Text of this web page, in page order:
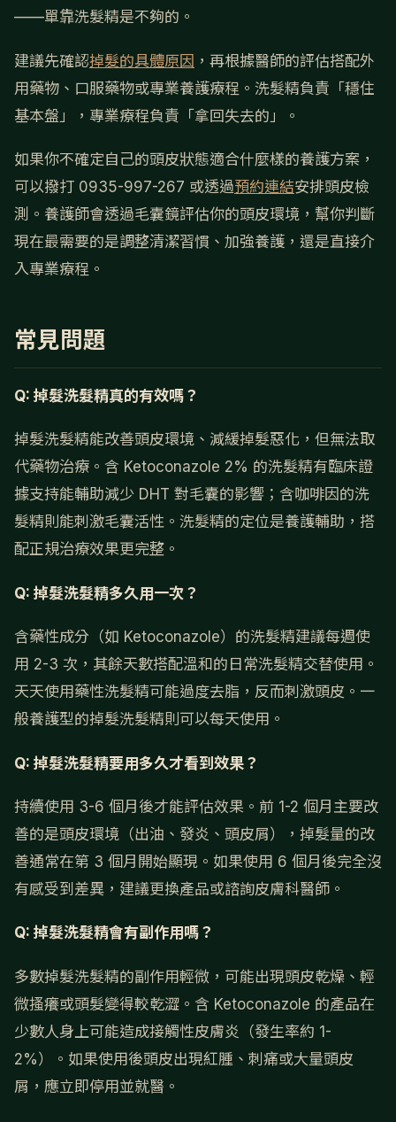
——單靠洗髮精是不夠的。
建議先確認掉髮的具體原因 ，再根據醫師的評估搭配外
用藥物、口服藥物或專業養護療程。洗髮精負責「穩住
基本盤」，專業療程負責「拿回失去的」。
如果你不確定自己的頭皮狀態適合什麼樣的養護方案，
可以撥打 0935-997-267 或透過預約連結安排頭皮檢
測。養護師會透過毛囊鏡評估你的頭皮環境，幫你判斷
現在最需要的是調整清潔習慣、加強養護，還是直接介
入專業療程。
常見問題
Q: 掉髮洗髮精真的有效嗎？
掉髮洗髮精能改善頭皮環境、減緩掉髮惡化，但無法取
代藥物治療。含 Ketoconazole 2% 的洗髮精有臨床證
據支持能輔助減少 DHT 對毛囊的影響；含咖啡因的洗
髮精則能刺激毛囊活性。洗髮精的定位是養護輔助，搭
配正規治療效果更完整。
Q: 掉髮洗髮精多久用一次？
含藥性成分（如 Ketoconazole）的洗髮精建議每週使
用 2-3 次，其餘天數搭配溫和的日常洗髮精交替使用。
天天使用藥性洗髮精可能過度去脂，反而刺激頭皮。一
般養護型的掉髮洗髮精則可以每天使用。
Q: 掉髮洗髮精要用多久才看到效果？
持續使用 3-6 個月後才能評估效果。前 1-2 個月主要改
善的是頭皮環境（出油、發炎、頭皮屑），掉髮量的改
善通常在第 3 個月開始顯現。如果使用 6 個月後完全沒
有感受到差異，建議更換產品或諮詢皮膚科醫師。
Q: 掉髮洗髮精會有副作用嗎？
多數掉髮洗髮精的副作用輕微，可能出現頭皮乾燥、輕
微搔癢或頭髮變得較乾澀。含 Ketoconazole 的產品在
少數人身上可能造成接觸性皮膚炎（發生率約 1-
2%）。如果使用後頭皮出現紅腫、刺痛或大量頭皮
屑，應立即停用並就醫。